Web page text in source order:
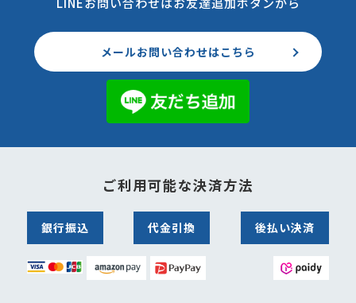
メールお問い合わせはこちら
ご利用可能な決済方法
銀行振込 代金引換 後払い決済